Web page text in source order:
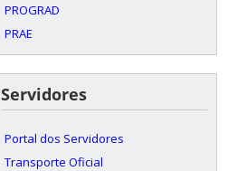
PROGRAD
PRAE
Servidores
Portal dos Servidores
Transporte Oficial